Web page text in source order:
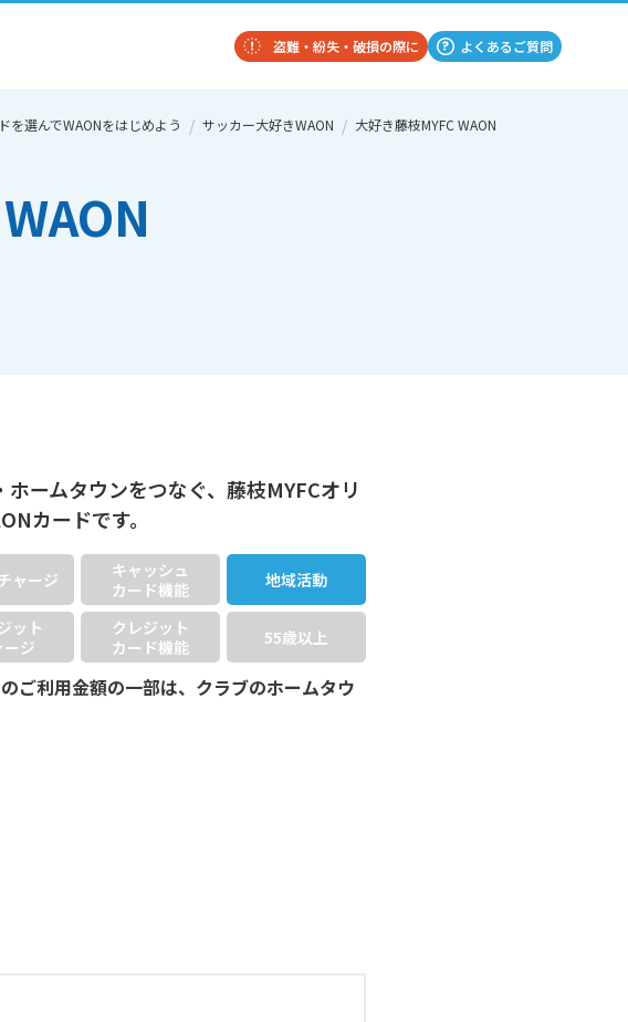
盗難・紛失・破損の際に よくあるご質問
を選んでWAONをはじめよう サッカー大好きWAON 大好き藤枝MYFC WAON
ームタウンをつなぐ、藤枝MYFCオリ
カードです。
ャージ
キャッシュ
カード機能
地域活動
ット
ージ
クレジット
カード機能
55歳以上
ご利用金額の一部は、クラブのホームタウ